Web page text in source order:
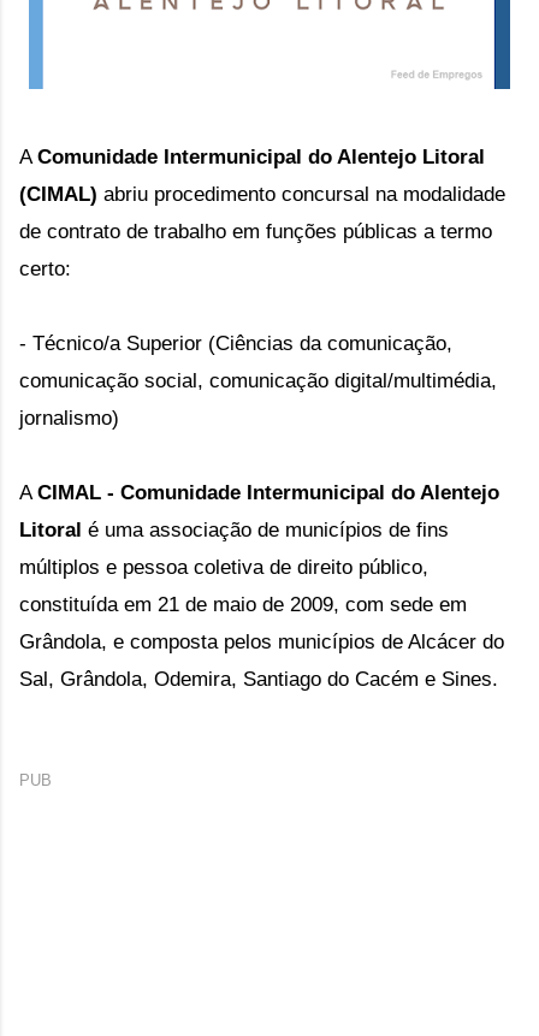
AComunidade Intermunicipal do Alentejo Litoral
(CIMAL) abriu procedimento concursal na modalidade
de contrato de trabalho em funções públicas a termo
certo:
- Técnico/a Superior (Ciências da comunicação,
comunicação social, comunicação digital/multimédia,
jornalismo)
ACIMAL - Comunidade Intermunicipal do Alentejo
Litoral é uma associação de municípios de fins
múltiplos e pessoa coletiva de direito público,
constituída em 21 de maio de 2009, com sede em
Grândola, e composta pelos municípios de Alcácer do
Sal, Grândola, Odemira, Santiago do Cacém e Sines.
PUB